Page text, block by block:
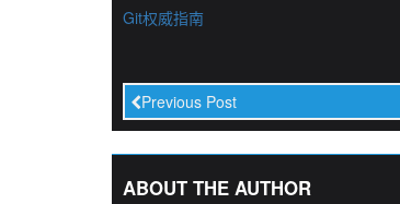
Git权威指南
Previous Post
ABOUT THE AUTHOR